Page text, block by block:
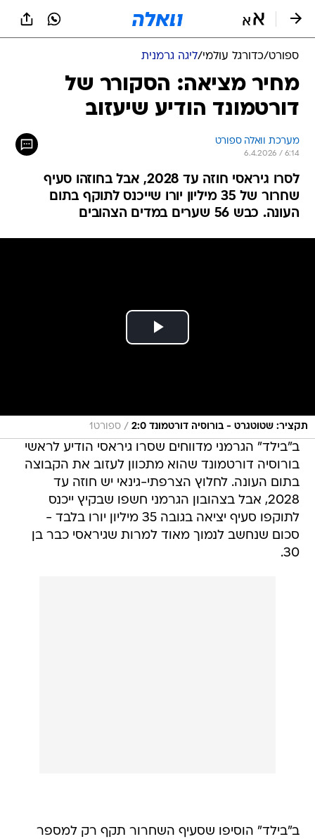
ספורט/כדורגל עולמי/ליגה גרמנית
מחיר מציאה: הסקורר של
דורטמונד הודיע שיעזוב
מערכת וואלה ספורט
6.4.2026 / 6:14
לסרו גיראסי חוזה עד 2028, אבל בחוזהו סעיף
שחרור של 35 מיליון יורו שייכנס לתוקף בתום
העונה. כבש 56 שערים במדים הצהובים
תקציר: שטוטגרט - בורוסיה דורטמונד 2:0 / ספורט1
ב"בילד" הגרמני מדווחים שסרו גיראסי הודיע לראשי
בורוסיה דורטמונד שהוא מתכוון לעזוב את הקבוצה
בתום העונה. לחלוץ הצרפתי-גינאי יש חוזה עד
2028, אבל בצהובון הגרמני חשפו שבקיץ ייכנס
לתוקפו סעיף יציאה בגובה 35 מיליון יורו בלבד -
סכום שנחשב לנמוך מאוד למרות שגיראסי כבר בן
30.
ב"בילד" הוסיפו שסעיף השחרור תקף רק למספר